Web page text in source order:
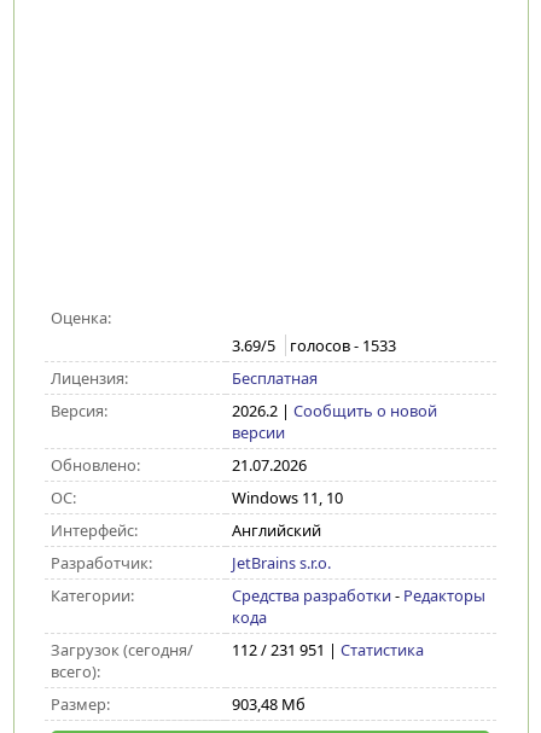
Оценка:
3.69/5 голосов - 1533
Лицензия:
Бесплатная
Версия:
2026.2| Сообщить о новой
версии
Обновлено:
21.07.2026
ОС:
Windows 11, 10
Интерфейс:
Английский
Разработчик:
JetBrains s.r.o.
Категории:
Средства разработки- Редакторы
кода
Загрузок (сегодня/
всего):
112 / 231 951 | Статистика
Размер: 903,48 Мб